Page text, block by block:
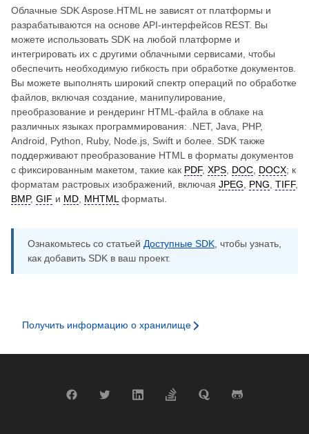
Облачные SDK Aspose.HTML не зависят от платформы и
разрабатываются на основе API-интерфейсов REST. Вы
можете использовать SDK на любой платформе и
интегрировать их с другими облачными сервисами, чтобы
обеспечить необходимую гибкость при обработке документов.
Вы можете выполнять широкий спектр операций по обработке
файлов, включая создание, манипулирование,
преобразование и рендеринг HTML-файла в облаке на
различных языках программирования: .NET, Java, PHP,
Android, Python, Ruby, Node.js, Swift и более. SDK также
поддерживают преобразование HTML в форматы документов
с фиксированным макетом, такие как PDF, XPS DOC DOCX; к
форматам растровых изображений, включая JPEG PNG TIFF,
BMP, GIF и MD MHTML форматы.
Ознакомьтесь со статьей Доступные SDK , чтобы узнать,
как добавить SDK в ваш проект.
Получить информацию о хранилище